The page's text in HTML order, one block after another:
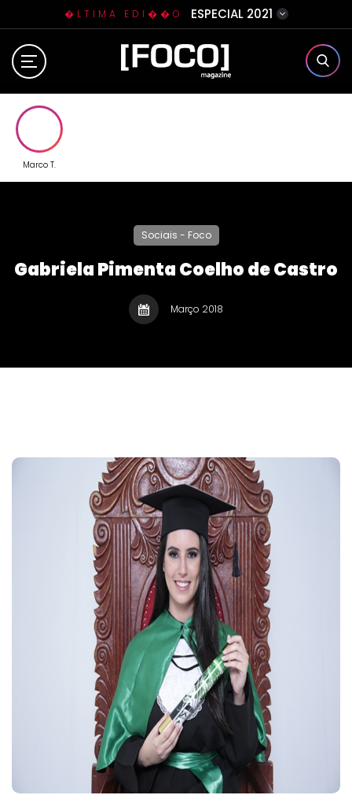
�LTIMA EDI��O ESPECIAL 2021
Home
Contato
Marco T.
Sociais - Foco
Gabriela Pimenta Coelho de Castro
Março 2018